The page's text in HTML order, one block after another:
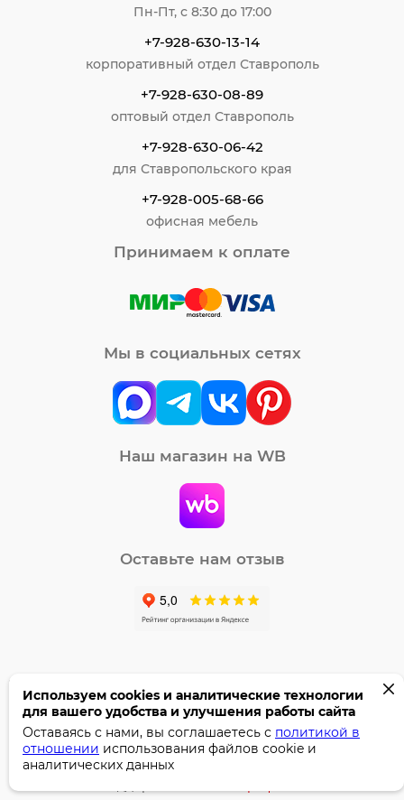
Пн-Пт, с 8:30 до 17:00
+7-928-630-13-14
корпоративный отдел Ставрополь
+7-928-630-08-89
оптовый отдел Ставрополь
+7-928-630-06-42
для Ставропольского края
+7-928-005-68-66
офисная мебель
Принимаем к оплате
Мы в социальных сетях
Наш магазин на WB
Оставьте нам отзыв
©2005-2026 Бумага-С. Все права защищены.
Политика конфиденциальности
Используем cookies и аналитические технологии
для вашего удобства и улучшения работы сайта
Оставаясь с нами, вы соглашаетесь с политикой в
отношении использования файлов cookie и
аналитических данных